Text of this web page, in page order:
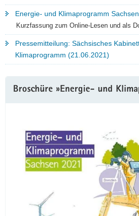
Energie- und Klimaprogramm
Kurzfassung zum Online-Lesen und als
Pressemitteilung: Sächsisches
Klimaprogramm (21.06.2021)
Broschüre »Energie- und